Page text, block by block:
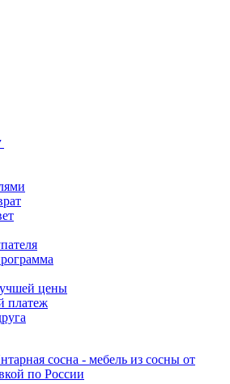
цены